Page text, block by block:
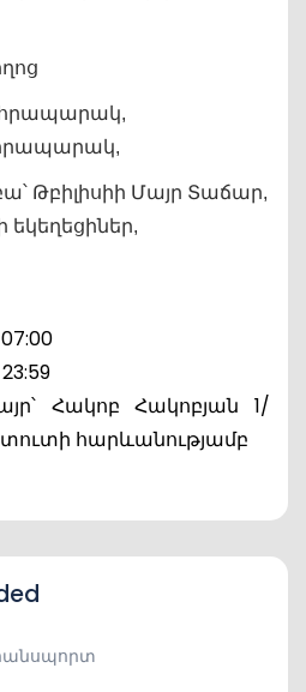
հրապարակ,
Թբիլիսիի Մայր Տաճար,
Հակոբ Հակոբյան 1/
հարևանությամբ